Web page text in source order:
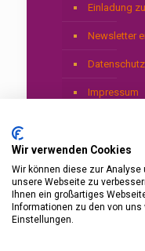
Einladung
Newsletter
Impressum
Wir verwenden Cookies
Wir können diese zur
unsere Webseite zu
Ihnen ein großartiges
Informationen zu den von
Einstellungen.